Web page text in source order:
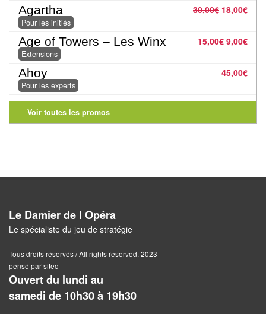
Pour
2
Joueurs
Ambiance
Coopératif
Gestion
/
Jeux
Jeux
abstraits
30,00€ 18,00€
Agartha
Pour les initiés
15,00€ 9,00€
Age of Towers – Les Winx
Extensions
45,00€
Ahoy
Pour les experts
Voir toutes les promos
Le Damier de l Opéra
Le spécialiste du jeu de stratégie
Tous droits réservés / All rights reserved. 2023
pensé par siteo
Ouvert du lundi au
samedi de 10h30 à 19h30